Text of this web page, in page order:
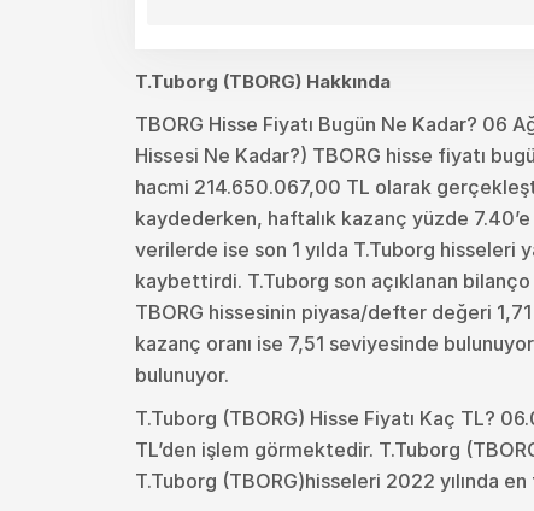
T.Tuborg (TBORG) Hakkında
TBORG Hisse Fiyatı Bugün Ne Kadar? 06
Hissesi Ne Kadar?) TBORG hisse fiyatı
hacmi 214.650.067,00 TL olarak
kaydederken, haftalık kazanç yüzde 7.40’e
verilerde ise son 1 yılda T.Tuborg hisseleri
kaybettirdi. T.Tuborg son açıklanan
TBORG hissesinin piyasa/defter değeri
kazanç oranı ise 7,51 seviyesinde
bulunuyor.
T.Tuborg (TBORG) Hisse Fiyatı Kaç TL?
TL’den işlem görmektedir. T.Tuborg
T.Tuborg (TBORG)hisseleri 2022 yılında